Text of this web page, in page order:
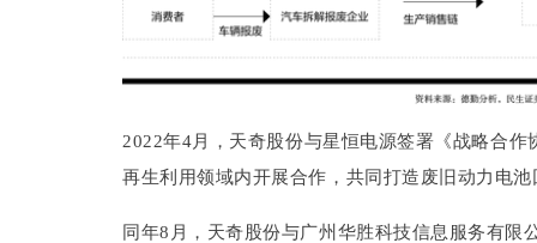
2022年4月，天奇股份与星恒电源签署《战略合
再生利用领域内开展合作，共同打造废旧动力电
同年8月，天奇股份与广州华胜科技信息服务有